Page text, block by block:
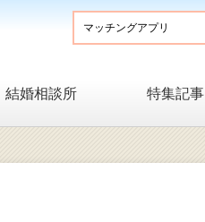
結婚相談所 特集記事